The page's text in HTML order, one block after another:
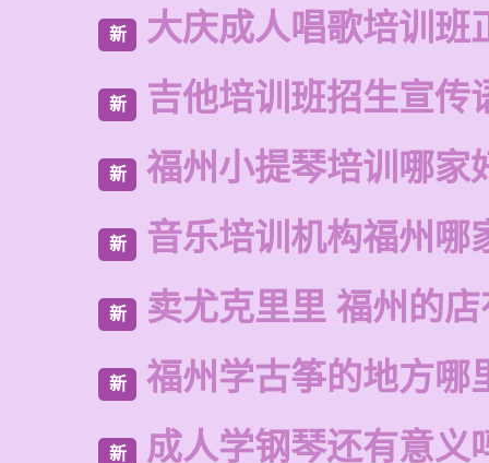
新 大庆成人唱歌培训班
新 吉他培训班招生宣传
新 福州小提琴培训哪家
新 音乐培训机构福州哪
新 卖尤克里里 福州的
新 福州学古筝的地方哪
新 成人学钢琴还有意义